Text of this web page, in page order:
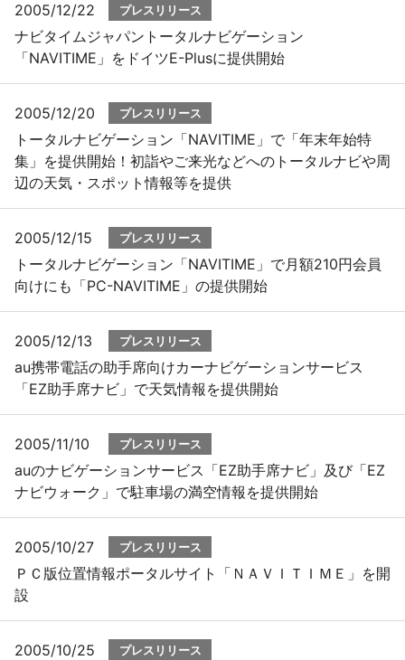
プレスリリース
おしらせ
サービス
個人向けサービス
採用情報
2005/12/22 プレスリリース
ナビタイムジャパントータルナビゲーション
「NAVITIME」をドイツE-Plusに提供開始
2005/12/20 プレスリリース
トータルナビゲーション「NAVITIME」で「年末年始特
集」を提供開始！初詣やご来光などへのトータルナビや周
辺の天気・スポット情報等を提供
2005/12/15 プレスリリース
トータルナビゲーション「NAVITIME」で月額210円会員
向けにも「PC-NAVITIME」の提供開始
2005/12/13 プレスリリース
au携帯電話の助手席向けカーナビゲーションサービス
「EZ助手席ナビ」で天気情報を提供開始
2005/11/10 プレスリリース
auのナビゲーションサービス「EZ助手席ナビ」及び「EZ
ナビウォーク」で駐車場の満空情報を提供開始
2005/10/27 プレスリリース
ＰＣ版位置情報ポータルサイト「ＮＡＶＩＴＩＭＥ」を開
設
2005/10/25 プレスリリース